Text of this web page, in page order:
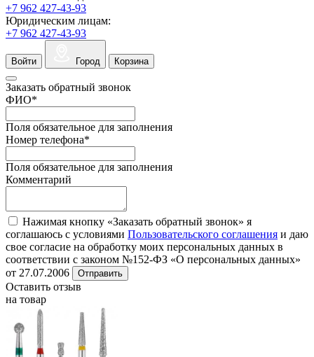
+7 962 427-43-93
Юридическим лицам:
+7 962 427-43-93
Войти Город Корзина
Заказать обратный звонок
ФИО*
Поля обязательное для заполнения
Номер телефона*
Поля обязательное для заполнения
Комментарий
Нажимая кнопку «Заказать обратный звонок» я
соглашаюсь с условиями Пользовательского соглашения и даю
свое согласие на обработку моих персональных данных в
соответствии с законом №152-ФЗ «О персональных данных»
от 27.07.2006
Отправить
Оставить отзыв
на товар